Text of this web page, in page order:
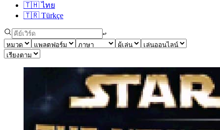
🇹🇭 ไทย
🇹🇷 Türkçe
↩︎